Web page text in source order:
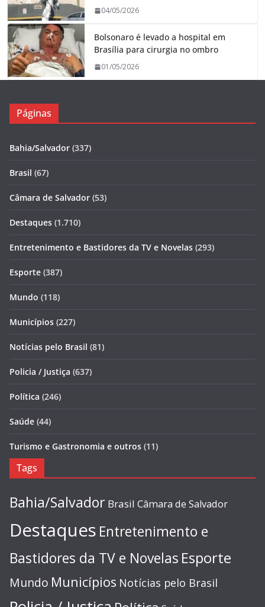
04/05/2026
Bolsonaro é levado a hospital em
Brasília para cirurgia no ombro
01/05/2026
Páginas
Bahia/Salvador (337)
Brasil (67)
Câmara de Salvador (53)
Destaques (1.710)
Entretenimento e Bastidores da TV e Novelas (293)
Esporte (387)
Mundo (118)
Municípios (227)
Notícias pelo Brasil (81)
Policia / Justiça (637)
Política (246)
Saúde (44)
Turismo e Gastronomia e outros (11)
Tags
Bahia/Salvador Brasil Câmara de Salvador
Destaques Entretenimento e
Bastidores da TV e Novelas Esporte
Mundo Municípios Notícias pelo Brasil